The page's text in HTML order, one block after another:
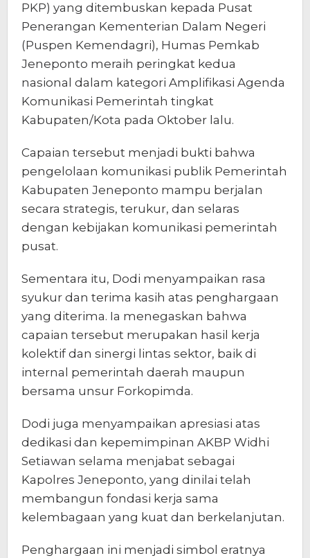
PKP) yang ditembuskan kepada Pusat
Penerangan Kementerian Dalam Negeri
(Puspen Kemendagri), Humas Pemkab
Jeneponto meraih peringkat kedua
nasional dalam kategori Amplifikasi Agenda
Komunikasi Pemerintah tingkat
Kabupaten/Kota pada Oktober lalu.
Capaian tersebut menjadi bukti bahwa
pengelolaan komunikasi publik Pemerintah
Kabupaten Jeneponto mampu berjalan
secara strategis, terukur, dan selaras
dengan kebijakan komunikasi pemerintah
pusat.
Sementara itu, Dodi menyampaikan rasa
syukur dan terima kasih atas penghargaan
yang diterima. Ia menegaskan bahwa
capaian tersebut merupakan hasil kerja
kolektif dan sinergi lintas sektor, baik di
internal pemerintah daerah maupun
bersama unsur Forkopimda.
Dodi juga menyampaikan apresiasi atas
dedikasi dan kepemimpinan AKBP Widhi
Setiawan selama menjabat sebagai
Kapolres Jeneponto, yang dinilai telah
membangun fondasi kerja sama
kelembagaan yang kuat dan berkelanjutan.
Penghargaan ini menjadi simbol eratnya